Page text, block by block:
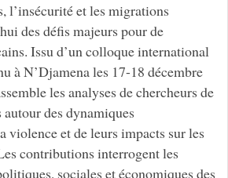
l’insécurité et les migrations
des défis majeurs pour de
Issu d’un colloque international
à N’Djamena les 17-18 décembre
les analyses de chercheurs de
des dynamiques
violence et de leurs impacts sur les
contributions interrogent les
sociales et économiques des